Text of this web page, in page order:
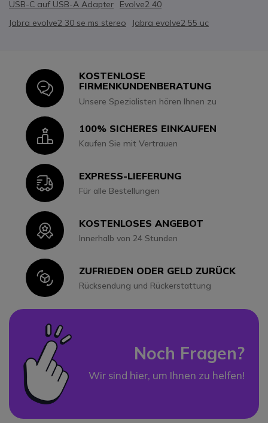
USB-C auf USB-A Adapter
Evolve2 40
Jabra evolve2 30 se ms stereo
Jabra evolve2 55 uc
Icon
KOSTENLOSE
FIRMENKUNDENBERATUNG
Unsere Spezialisten hören Ihnen zu
Icon100% SICHERES EINKAUFEN
Kaufen Sie mit Vertrauen
IconEXPRESS-LIEFERUNG
Für alle Bestellungen
IconKOSTENLOSES ANGEBOT
Innerhalb von 24 Stunden
IconZUFRIEDEN ODER GELD ZURÜCK
Rücksendung und Rückerstattung
Noch Fragen?
Wir sind hier, um Ihnen zu helfen!